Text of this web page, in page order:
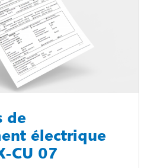
de
électrique
CU 07